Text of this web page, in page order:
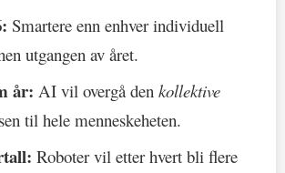
Smartere enn enhver individuell
utgangen av året.
år: AI vil overgå den kollektive
til hele menneskeheten.
Roboter vil etter hvert bli flere